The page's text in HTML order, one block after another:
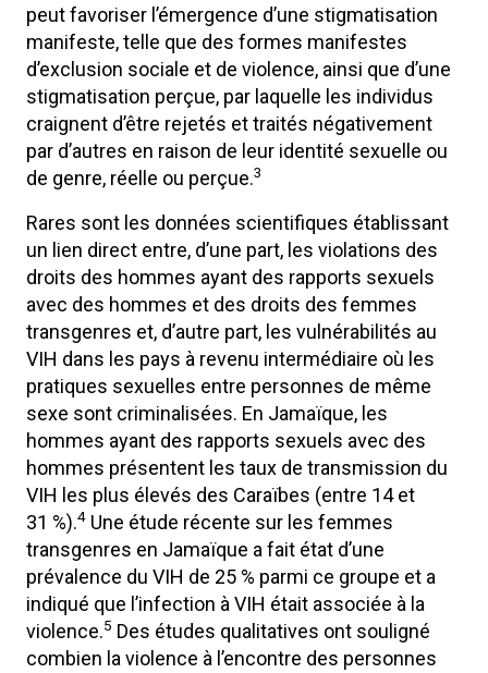
peut favoriser l’émergence d’une stigmatisation
manifeste, telle que des formes manifestes
d’exclusion sociale et de violence, ainsi que d’une
stigmatisation perçue, par laquelle les individus
craignent d’être rejetés et traités négativement
par d’autres en raison de leur identité sexuelle ou
de genre, réelle ou perçue.3
Rares sont les données scientifiques établissant
un lien direct entre, d’une part, les violations des
droits des hommes ayant des rapports sexuels
avec des hommes et des droits des femmes
transgenres et, d’autre part, les vulnérabilités au
VIH dans les pays à revenu intermédiaire où les
pratiques sexuelles entre personnes de même
sexe sont criminalisées. En Jamaïque, les
hommes ayant des rapports sexuels avec des
hommes présentent les taux de transmission du
VIH les plus élevés des Caraïbes (entre 14 et
31 %).4 Une étude récente sur les femmes
transgenres en Jamaïque a fait état d’une
prévalence du VIH de 25 % parmi ce groupe et a
indiqué que l’infection à VIH était associée à la
violence.5 Des études qualitatives ont souligné
combien la violence à l’encontre des personnes